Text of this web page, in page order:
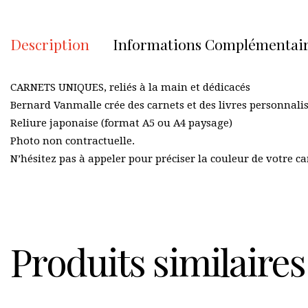
Description Informations
CARNETS UNIQUES, reliés à la main et dédicacés
Bernard Vanmalle crée des carnets et des livres
Reliure japonaise (format A5 ou A4 paysage)
Photo non contractuelle.
N’hésitez pas à appeler pour préciser la couleur de votre
Produits similaires